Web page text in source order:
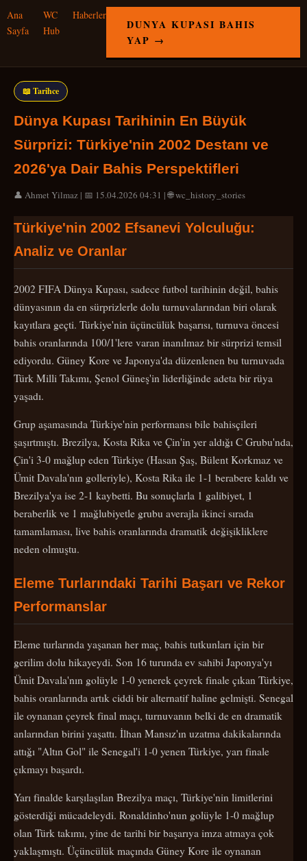
Ana
Sayfa
WC
Hub
Haberler
DUNYA KUPASI BAHIS
YAP →
📖 Tarihce
Dünya Kupası Tarihinin En Büyük
Sürprizi: Türkiye'nin 2002 Destanı ve
2026'ya Dair Bahis Perspektifleri
👤 Ahmet Yilmaz | 📅 15.04.2026 04:31 | 🌐 wc_history_stories
Türkiye'nin 2002 Efsanevi Yolculuğu:
Analiz ve Oranlar
2002 FIFA Dünya Kupası, sadece futbol tarihinin değil, bahis
dünyasının da en sürprizlerle dolu turnuvalarından biri olarak
kayıtlara geçti. Türkiye'nin üçüncülük başarısı, turnuva öncesi
bahis oranlarında 100/1'lere varan inanılmaz bir sürprizi temsil
ediyordu. Güney Kore ve Japonya'da düzenlenen bu turnuvada
Türk Milli Takımı, Şenol Güneş'in liderliğinde adeta bir rüya
yaşadı.
Grup aşamasında Türkiye'nin performansı bile bahisçileri
şaşırtmıştı. Brezilya, Kosta Rika ve Çin'in yer aldığı C Grubu'nda,
Çin'i 3-0 mağlup eden Türkiye (Hasan Şaş, Bülent Korkmaz ve
Ümit Davala'nın golleriyle), Kosta Rika ile 1-1 berabere kaldı ve
Brezilya'ya ise 2-1 kaybetti. Bu sonuçlarla 1 galibiyet, 1
beraberlik ve 1 mağlubiyetle grubu averajla ikinci sırada
tamamlaması, live bahis oranlarında dramatik değişikliklere
neden olmuştu.
Eleme Turlarındaki Tarihi Başarı ve Rekor
Performanslar
Eleme turlarında yaşanan her maç, bahis tutkunları için bir
gerilim dolu hikayeydi. Son 16 turunda ev sahibi Japonya'yı
Ümit Davala'nın golüyle 1-0 yenerek çeyrek finale çıkan Türkiye,
bahis oranlarında artık ciddi bir alternatif haline gelmişti. Senegal
ile oynanan çeyrek final maçı, turnuvanın belki de en dramatik
anlarından birini yaşattı. İlhan Mansız'ın uzatma dakikalarında
attığı "Altın Gol" ile Senegal'i 1-0 yenen Türkiye, yarı finale
çıkmayı başardı.
Yarı finalde karşılaşılan Brezilya maçı, Türkiye'nin limitlerini
gösterdiği mücadeleydi. Ronaldinho'nun golüyle 1-0 mağlup
olan Türk takımı, yine de tarihi bir başarıya imza atmaya çok
yaklaşmıştı. Üçüncülük maçında Güney Kore ile oynanan